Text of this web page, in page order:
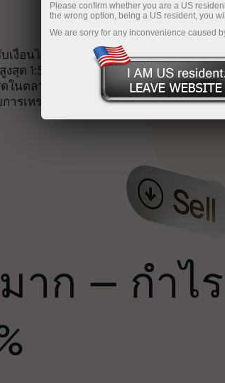
เงื่อนไขที่แข่งขัน
สุด 1:5000 สเปร
นตลาด รวมถึง
ารเทรดหุ้นและ
Loprais นำความ
การเทรด ใน
ดาลใจให้ลูกค้า
าก — กำไ
Please confirm whether you are a US
the wrong option, being a US resident, you
We are sorry for any inconvenience caused